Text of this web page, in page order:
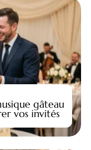
gâteau
vos invités